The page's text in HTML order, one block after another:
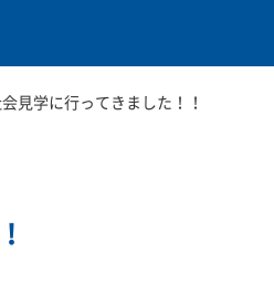
見学に行ってきました！！